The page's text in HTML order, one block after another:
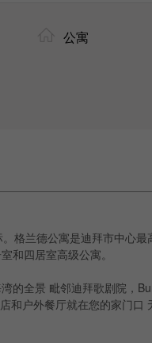
公寓
格兰德公寓是迪拜市中心
和四居室高级公寓。
的全景 毗邻迪拜歌剧院，
和户外餐厅就在您的家门